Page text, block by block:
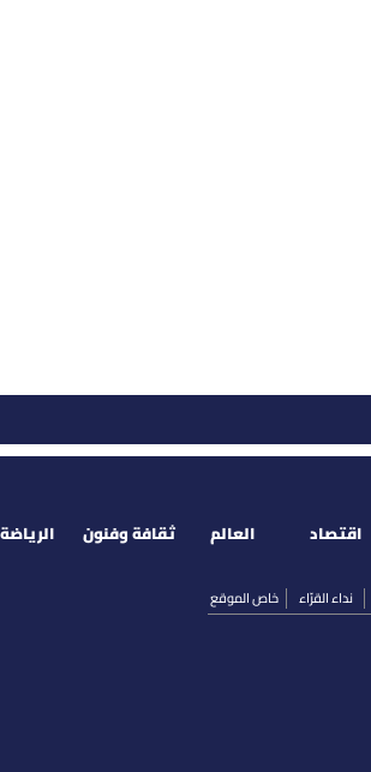
نداء القرّاء خاص الموقع
اقتصاد العالم ثقافة وفنون الرياضة